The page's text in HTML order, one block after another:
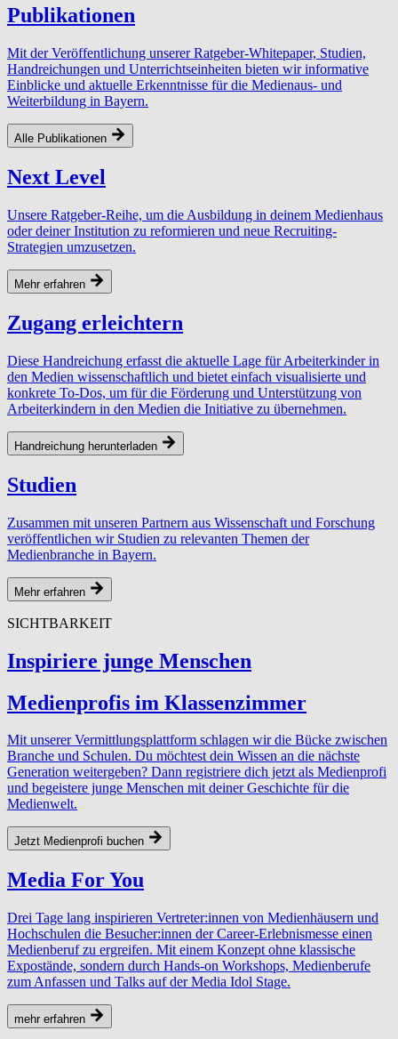
Publikationen
Mit der Veröffentlichung unserer Ratgeber-Whitepaper, Studien,
Handreichungen und Unterrichtseinheiten bieten wir informative
Einblicke und aktuelle Erkenntnisse für die Medienaus- und
Weiterbildung in Bayern.
Alle Publikationen
Next Level
Unsere Ratgeber-Reihe, um die Ausbildung in deinem Medienhaus
oder deiner Institution zu reformieren und neue Recruiting-
Strategien umzusetzen.
Mehr erfahren
Zugang erleichtern
Diese Handreichung erfasst die aktuelle Lage für Arbeiterkinder in
den Medien wissenschaftlich und bietet einfach visualisierte und
konkrete To-Dos, um für die Förderung und Unterstützung von
Arbeiterkindern in den Medien die Initiative zu übernehmen.
Handreichung herunterladen
Studien
Zusammen mit unseren Partnern aus Wissenschaft und Forschung
veröffentlichen wir Studien zu relevanten Themen der
Medienbranche in Bayern.
Mehr erfahren
SICHTBARKEIT
Inspiriere junge Menschen
Medienprofis im Klassenzimmer
Mit unserer Vermittlungsplattform schlagen wir die Bücke zwischen
Branche und Schulen. Du möchtest dein Wissen an die nächste
Generation weitergeben? Dann registriere dich jetzt als Medienprofi
und begeistere junge Menschen mit deiner Geschichte für die
Medienwelt.
Jetzt Medienprofi buchen
Media For You
Drei Tage lang inspirieren Vertreter:innen von Medienhäusern und
Hochschulen die Besucher:innen der Career-Erlebnismesse einen
Medienberuf zu ergreifen. Mit einem Konzept ohne klassische
Expostände, sondern durch Hands-on Workshops, Medienberufe
zum Anfassen und Talks auf der Media Idol Stage.
mehr erfahren